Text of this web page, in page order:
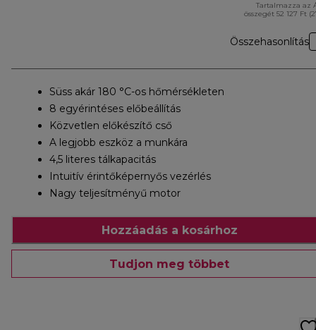
Tartalmazza az
összegét 52 127 Ft
Összehasonlítás
Süss akár 180 °C-os hőmérsékleten
8 egyérintéses előbeállítás
Közvetlen előkészítő cső
A legjobb eszköz a munkára
4,5 literes tálkapacitás
Intuitív érintőképernyős vezérlés
Nagy teljesítményű motor
Hozzáadás a kosárhoz
Tudjon meg többet